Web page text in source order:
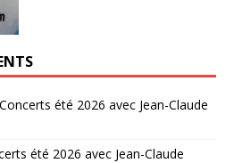
Concerts été 2026 avec Jean-Claude
été 2026 avec Jean-Claude